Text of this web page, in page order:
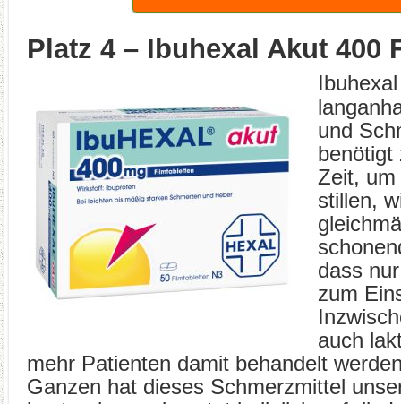
Platz 4 – Ibuhexal Akut 400
und
benötigt
Zeit,
stillen,
dass
zum
auch
mehr Patienten damit behandelt
Ganzen hat dieses Schmerzmittel